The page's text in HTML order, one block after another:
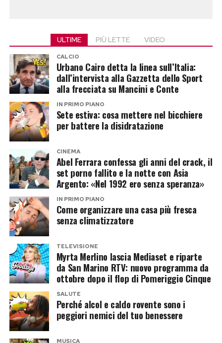
ULTIME PIÙ LETTE VIDEO
CALCIO
Urbano Cairo detta la linea sull’Italia:
dall’intervista alla Gazzetta dello Sport
alla frecciata su Mancini e Conte
IN PRIMO PIANO
Sete estiva: cosa mettere nel bicchiere
per battere la disidratazione
CINEMA
Abel Ferrara confessa gli anni del crack, il
set porno fallito e la notte con Asia
Argento: «Nel 1992 ero senza speranza»
IN PRIMO PIANO
Come organizzare una casa più fresca
senza climatizzatore
TELEVISIONE
Myrta Merlino lascia Mediaset e riparte
da San Marino RTV: nuovo programma da
ottobre dopo il flop di Pomeriggio Cinque
SALUTE
Perché alcol e caldo rovente sono i
peggiori nemici del tuo benessere
MUSICA